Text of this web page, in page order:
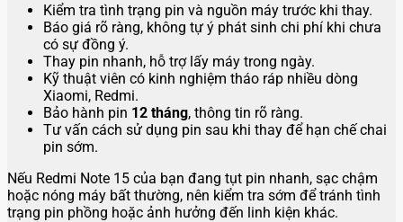
Kiểm tra tình trạng pin và nguồn máy trước khi thay.
Báo giá rõ ràng, không tự ý phát sinh chi phí khi chưa
có sự đồng ý.
Thay pin nhanh, hỗ trợ lấy máy trong ngày.
Kỹ thuật viên có kinh nghiệm tháo ráp nhiều dòng
Xiaomi, Redmi.
Bảo hành pin 12 tháng, thông tin rõ ràng.
Tư vấn cách sử dụng pin sau khi thay để hạn chế chai
pin sớm.
Nếu Redmi Note 15 của bạn đang tụt pin nhanh, sạc chậm
hoặc nóng máy bất thường, nên kiểm tra sớm để tránh tình
trạng pin phồng hoặc ảnh hưởng đến linh kiện khác.